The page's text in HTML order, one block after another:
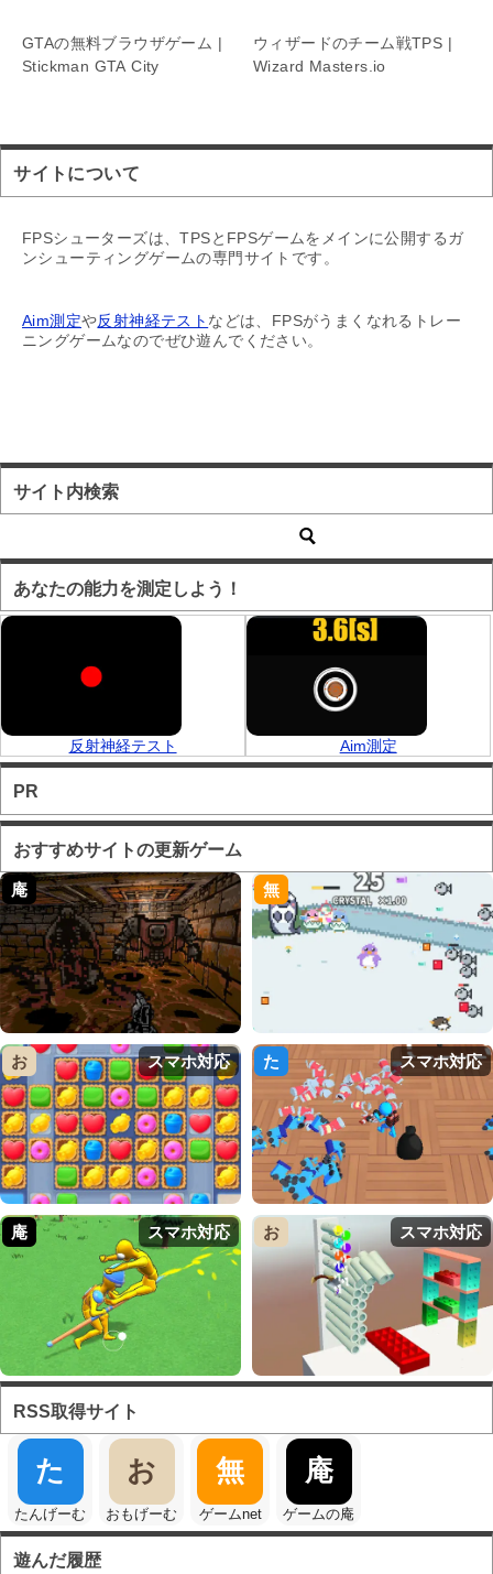
GTAの無料ブラウザゲーム |
Stickman GTA City
ウィザードのチーム戦TPS |
Wizard Masters.io
サイトについて
FPSシューターズは、TPSとFPSゲームをメインに公開するガ
ンシューティングゲームの専門サイトです。
Aim測定や反射神経テスト などは、FPSがうまくなれるトレー
ニングゲームなのでぜひ遊んでください。
サイト内検索
あなたの能力を測定しよう！
反射神経テスト Aim測定
PR
おすすめサイトの更新ゲーム
庵 無
お スマホ対応 た スマホ対応
庵 スマホ対応 お スマホ対応
RSS取得サイト
た
たんげーむ
お
おもげーむ
無
ゲームnet
庵
ゲームの庵
遊んだ履歴